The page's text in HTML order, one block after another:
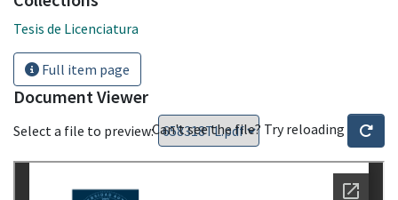
Tesis de Licenciatura
Full item page
Document Viewer
Select a file to preview:Can't see the file? Try reloading